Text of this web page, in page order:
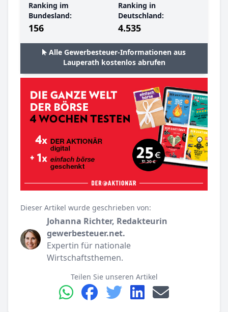
Ranking im
Bundesland:
156
Ranking in
Deutschland:
4.535
Alle Gewerbesteuer-Informationen aus
Lauperath kostenlos abrufen
Dieser Artikel wurde geschrieben von:
Johanna Richter, Redakteurin
gewerbesteuer.net.
Expertin für nationale
Wirtschaftsthemen.
Teilen Sie unseren Artikel